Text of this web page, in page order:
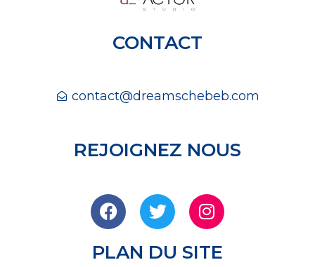
CONTACT
contact@dreamschebeb.com
REJOIGNEZ NOUS
PLAN DU SITE